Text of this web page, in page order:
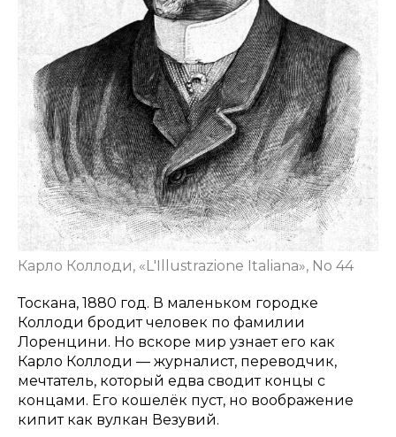
Карло Коллоди, «L'Illustrazione Italiana», No 44
Тоскана, 1880 год. В маленьком городке
Коллоди бродит человек по фамилии
Лоренцини. Но вскоре мир узнает его как
Карло Коллоди — журналист, переводчик,
мечтатель, который едва сводит концы с
концами. Его кошелёк пуст, но воображение
кипит как вулкан Везувий.